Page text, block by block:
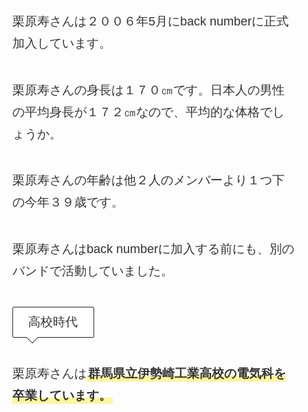
栗原寿さんは２００６年5月にback numberに正式
加入しています。
栗原寿さんの身長は１７０㎝です。日本人の男性
の平均身長が１７２㎝なので、平均的な体格でし
ょうか。
栗原寿さんの年齢は他２人のメンバーより１つ下
の今年３９歳です。
栗原寿さんはback numberに加入する前にも、別の
バンドで活動していました。
高校時代
栗原寿さんは群馬県立伊勢崎工業高校の電気科を
卒業しています。